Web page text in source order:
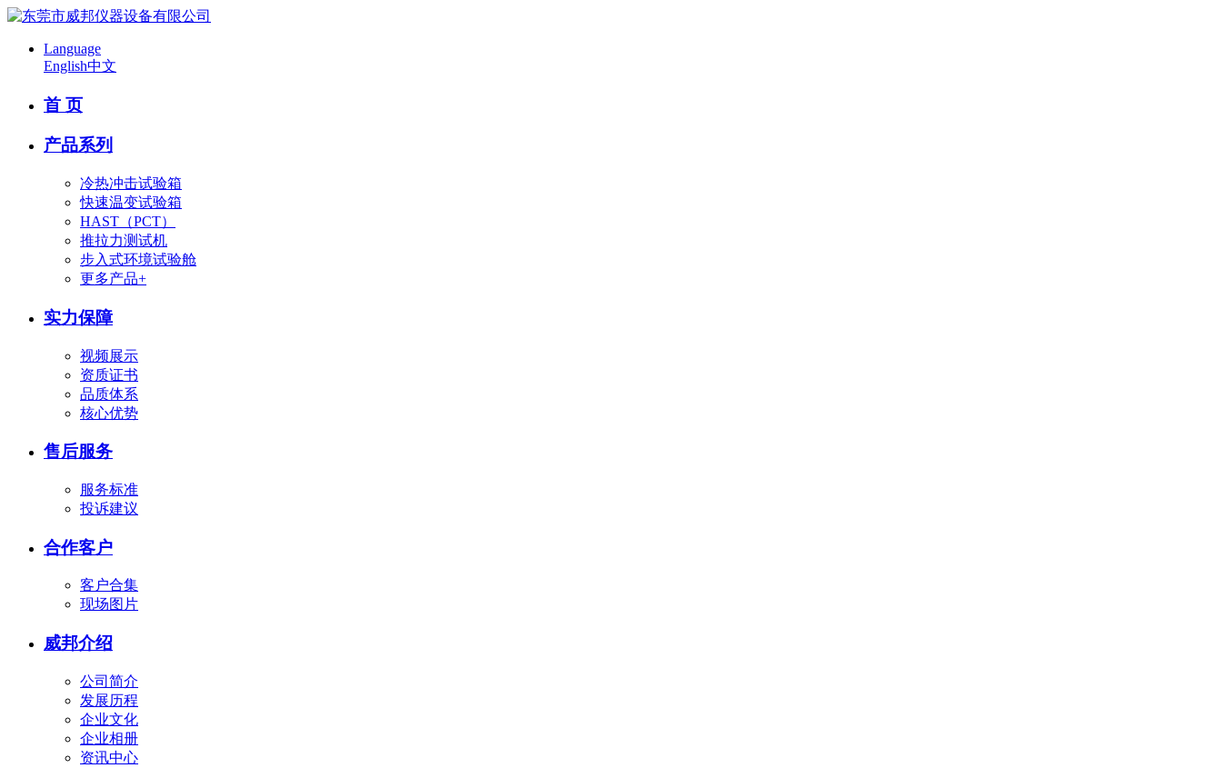
Language
English中文
首 页
产品系列
冷热冲击试验箱
快速温变试验箱
HAST（PCT）
推拉力测试机
步入式环境试验舱
更多产品+
实力保障
视频展示
资质证书
品质体系
核心优势
售后服务
服务标准
投诉建议
合作客户
客户合集
现场图片
威邦介绍
公司简介
发展历程
企业文化
企业相册
资讯中心